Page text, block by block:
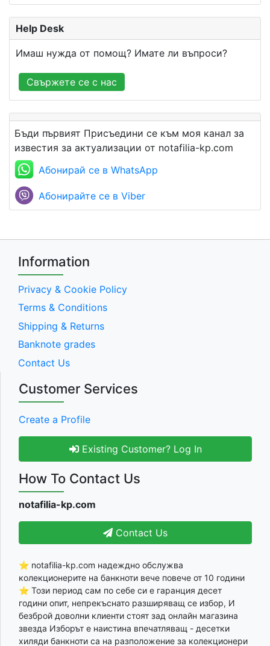
Help Desk
Имаш нужда от помощ? Имате ли въпроси?
Свържете се с нас
Бъди първият Присъедини се към моя канал за
известия за актуализации от notafilia-kp.com
Абонирай се в WhatsApp
Абонирайте се в Viber
Information
Privacy & Cookie Policy
Terms & Conditions
Shipping & Returns
Banknote grades
Contact Us
Customer Services
Create a Profile
Existing Customer? Log In
How To Contact Us
notafilia-kp.com
Contact Us
⭐ notafilia-kp.com надеждно обслужва
колекционерите на банкноти вече повече от 10 години
⭐ Този период сам по себе си е гаранция десет
години опит, непрекъснато разширяващ се избор, И
безброй доволни клиенти стоят зад онлайн магазина
звезда Изборът е наистина впечатляващ - десетки
хиляди банкноти са на разположение за колекционери